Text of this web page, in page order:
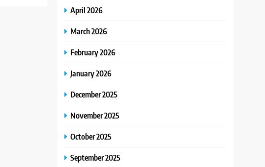
April 2026
March 2026
February 2026
January 2026
December 2025
November 2025
October 2025
September 2025